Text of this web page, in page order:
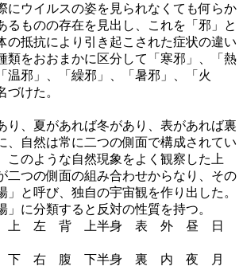
にウイルスの姿を見られなくても何らか
るものの存在を見出し、これを「邪」と
の抵抗により引き起こされた症状の違い
類をおおまかに区分して「寒邪」、「熱
温邪」、「繰邪」、「暑邪」、「火
づけた。
、夏があれば冬があり、表があれば裏
、自然は常に二つの側面で構成されてい
このような自然現象をよく観察した上
二つの側面の組み合わせからなり、その
」と呼び、独自の宇宙観を作り出した。
」に分類すると反対の性質を持つ。
左 背 上半身 表 外 昼 日
右 腹 下半身 裏 内 夜 月